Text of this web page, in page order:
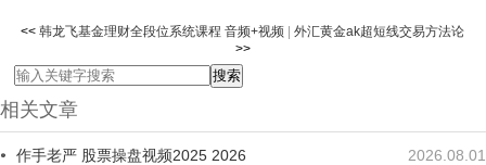
<<韩龙飞基金理财全段位系统课程 音频+视频 |外汇黄金ak超短线交易方法论
>>
相关文章
2026.08.01
作手老严 股票操盘视频2025 2026